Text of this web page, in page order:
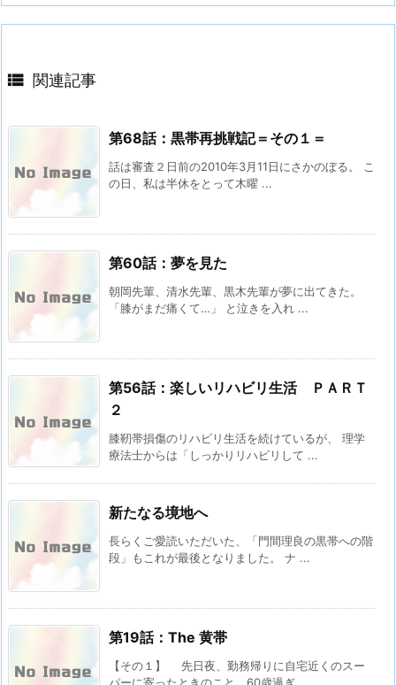
 関連記事
第68話：黒帯再挑戦記＝その１＝
話は審査２日前の2010年3月11日にさかのぼる。 こ
の日、私は半休をとって木曜 ...
第60話：夢を見た
朝岡先輩、清水先輩、黒木先輩が夢に出てきた。
「膝がまだ痛くて…」 と泣きを入れ ...
第56話：楽しいリハビリ生活 ＰＡＲＴ
２
膝靭帯損傷のリハビリ生活を続けているが、 理学
療法士からは「しっかりリハビリして ...
新たなる境地へ
長らくご愛読いただいた、「門間理良の黒帯への階
段」もこれが最後となりました。 ナ ...
第19話：The 黄帯
【その１】 先日夜、勤務帰りに自宅近くのスー
パーに寄ったときのこと。60歳過ぎ ...